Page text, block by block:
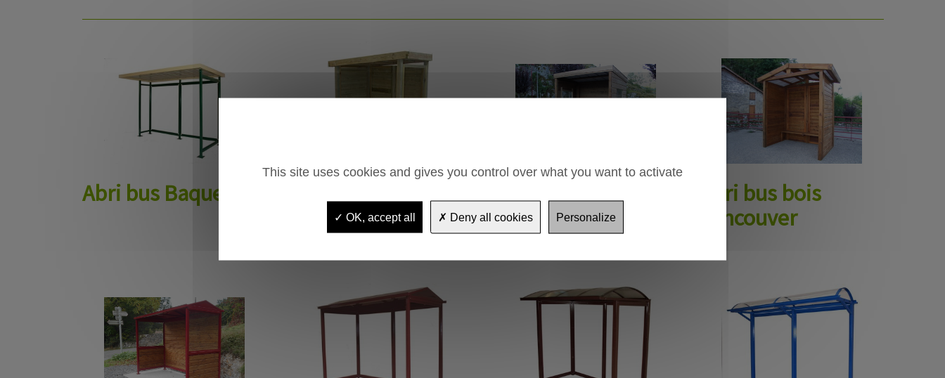
Abri bus Baqueira
Abri bus bois
Ottawa
Abri bus bois
Soulor
Abri bus bois
Vancouver
This site uses cookies and gives you control over what you want to activate
OK, accept all Deny all cookies Personalize